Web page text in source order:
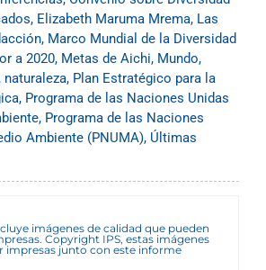
, Elizabeth Maruma Mrema, Las
, Marco Mundial de la Diversidad
a 2020, Metas de Aichi, Mundo,
naturaleza, Plan Estratégico para la
, Programa de las Naciones Unidas
, Programa de las Naciones
Ambiente (PNUMA), Últimas
imágenes de calidad que pueden
Copyright IPS, estas imágenes
impresas junto con este informe